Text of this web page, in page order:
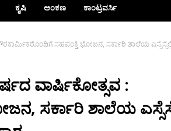
ಕೃಷಿ ಅಂಕಣ ಕಾಂಟ್ರವರ್ಸಿ
ಸಹಪಂಕ್ತಿ ಭೋಜನ, ಸರ್ಕಾರಿ ಶಾಲೆಯ
ವಾರ್ಷಿಕೋತ್ಸವ :
ಸರ್ಕಾರಿ ಶಾಲೆಯ